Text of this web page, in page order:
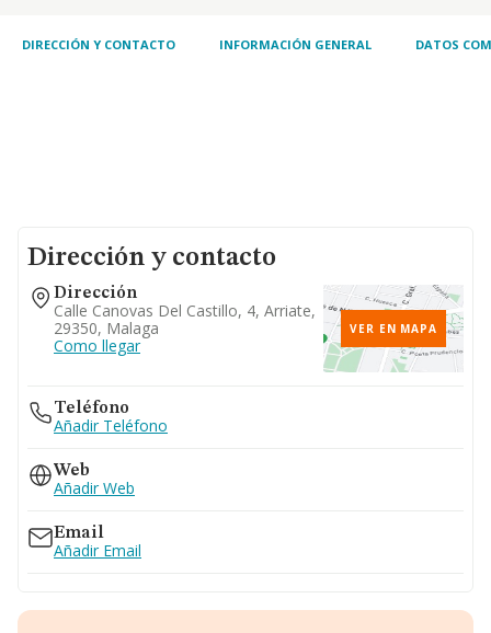
DIRECCIÓN Y CONTACTO INFORMACIÓN GENERAL DATOS
Dirección y contacto
Dirección
Calle Canovas Del Castillo, 4, Arriate,
29350, Malaga
Como llegar
VER EN MAPA
Teléfono
Añadir Teléfono
Web
Añadir Web
Email
Añadir Email